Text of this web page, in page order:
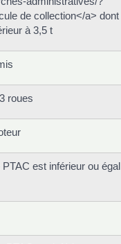
de collection</a> dont
à 3,5 t
roues
est inférieur ou égal